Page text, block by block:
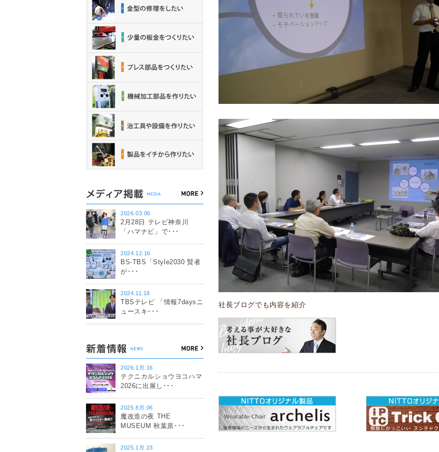
社長ブログでも内容を紹介
2026.03.06
2月28日 テレビ神奈川
「ハマナビ」で･･･
2024.12.16
BS-TBS「Style2030 賢者
が･･･
2024.11.18
TBSテレビ 「情報7daysニ
ュースキ･･･
2026.1月.16
テクニカルショウヨコハマ
2026に出展し･･･
2025.8月.06
魔改造の夜 THE
MUSEUM 秋葉原･･･
2025.1月.23